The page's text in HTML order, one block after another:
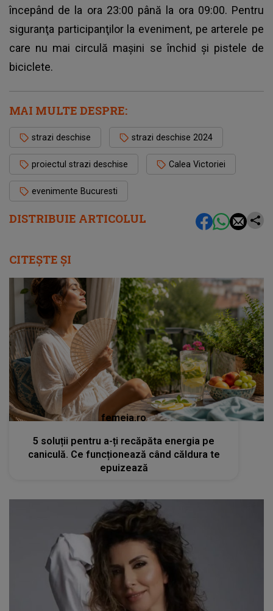
DISTRIBUIE ARTICOLUL
începând de la ora 23:00 până la ora 09:00. Pentru
siguranţa participanţilor la eveniment, pe arterele pe
care nu mai circulă maşini se închid şi pistele de
biciclete.
MAI MULTE DESPRE:
strazi deschise strazi deschise 2024
proiectul strazi deschise Calea Victoriei
evenimente Bucuresti
CITEȘTE ȘI
femeia.ro
5 soluții pentru a-ți recăpăta energia pe
caniculă. Ce funcționează când căldura te
epuizează